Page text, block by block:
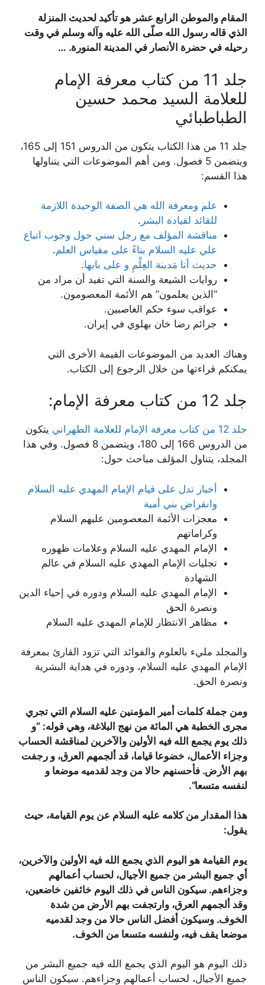
المقام والموطن الرابع عشر هو تأكيد لحديث المنزلة
الذي قاله رسول الله صلّى الله عليه وآله وسلم في وقت
رحيله في حضرة الأنصار في المدينة المنورة. …
جلد 11 من كتاب معرفة الإمام
للعلامة السيد محمد حسين
الطباطبائي
جلد 11 من هذا الكتاب يتكون من الدروس 151 إلى 165،
ويتضمن 5 فصول. ومن أهم الموضوعات التي يتناولها
هذا القسم:
علم ومعرفة الله هي الصفة الوحيدة اللازمة
للقائد لقيادة البشر .
مناقشة المؤلف مع رجل سني حول وجوب اتباع
علي عليه السلام بناءً على مقياس العلم.
حديث أنا مَدینة العِلْمِ و على بابها.
روايات الشيعة والسنة التي تفيد أن مراد من
“الذین یعلمون” هم الأئمة المعصومون.
عواقب سوء حكم الغاصبين.
جرائم رضا خان بهلوي في إيران.
وهناك العديد من الموضوعات القيمة الأخرى التي
يمكنكم قراءتها من خلال الرجوع إلى الكتاب.
جلد 12 من كتاب معرفة الإمام:
جلد 12 من كتاب معرفة الإمام للعلامة الطهراني
يتكون
من الدروس 166 إلى 180، ويتضمن 8 فصول. وفي هذا
المجلد، يتناول المؤلف مباحث حول:
أخبار تدل على قيام الإمام المهدي عليه السلام
وانقراض بني أمية
معجزات الأئمة المعصومين عليهم السلام
وكراماتهم
الإمام المهدي عليه السلام وعلامات ظهوره
تجليات الإمام المهدي عليه السلام في عالم
الشهادة
الإمام المهدي عليه السلام ودوره في إحياء الدين
ونصرة الحق
مظاهر الانتظار للإمام المهدي عليه السلام
والمجلد مليء بالعلوم والفوائد التي تزود القارئ بمعرفة
الإمام المهدي عليه السلام، ودوره في هداية البشرية
ونصرة الحق.
ومن جملة كلمات أمير المؤمنين عليه السلام التي تجري
مجرى الخطبة هي المائة من نهج البلاغة، وهي قوله: “و
ذلك يوم يجمع الله فيه الأولين والآخرين لمناقشة الحساب
وجزاء الأعمال، خضوعا قياما، قد ألجمهم العرق، و رجفت
بهم الأرض. فأحسنهم حالا من وجد لقدميه موضعا و
لنفسه متسعا“.
هذا المقدار من كلامه عليه السلام عن يوم القيامة، حيث
يقول:
يوم القيامة هو اليوم الذي يجمع الله فيه الأولين والآخرين،
أي جميع البشر من جميع الأجيال، لحساب أعمالهم
وجزاءهم. سيكون الناس في ذلك اليوم خائفين خاضعين،
وقد ألجمهم العرق، وارتجفت بهم الأرض من شدة
الخوف. وسيكون أفضل الناس حالا من وجد لقدميه
موضعا يقف فيه، ولنفسه متسعا من الخوف.
ذلك اليوم هو اليوم الذي يجمع الله فيه جميع البشر من
جميع الأجيال، لحساب أعمالهم وجزاءهم. سيكون الناس